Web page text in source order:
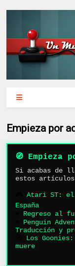
Empieza por
🧭 Empieza
Si acabas de
estos artículos
🎮Atari ST:
España
Regreso al
Penguin
Traducción y
Los
muere